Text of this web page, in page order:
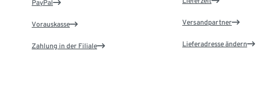
PayPal
Vorauskasse
Zahlung in der Filiale
Versandpartner
Lieferadresse ändern